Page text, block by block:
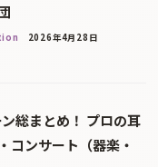
2026年4月28日
総まとめ！ プロの耳
コンサート（器楽・